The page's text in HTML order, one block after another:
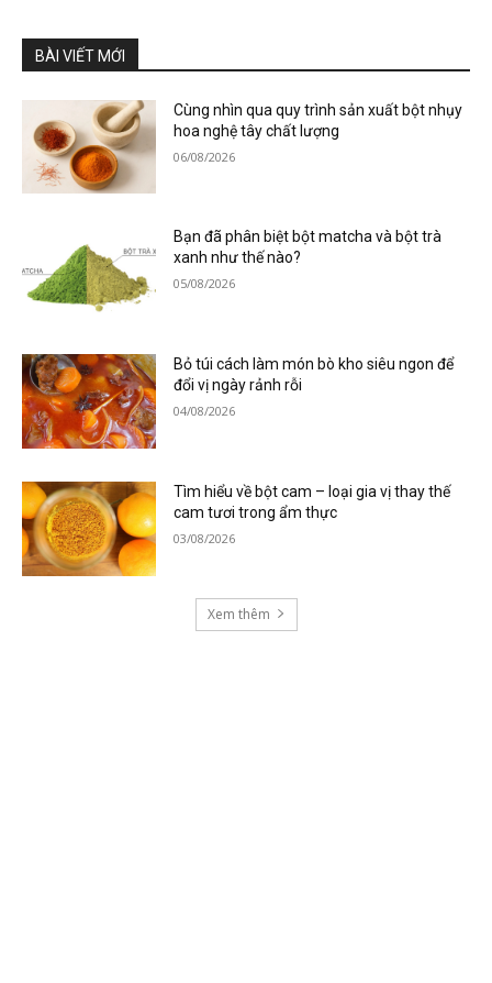
BÀI VIẾT MỚI
Cùng nhìn qua quy trình sản xuất bột nhụy
hoa nghệ tây chất lượng
06/08/2026
Bạn đã phân biệt bột matcha và bột trà
xanh như thế nào?
05/08/2026
Bỏ túi cách làm món bò kho siêu ngon để
đổi vị ngày rảnh rỗi
04/08/2026
Tìm hiểu về bột cam – loại gia vị thay thế
cam tươi trong ẩm thực
03/08/2026
Xem thêm